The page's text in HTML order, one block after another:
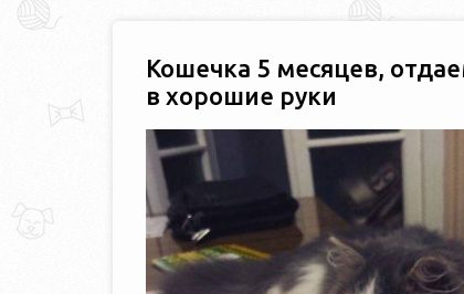
Кошечка 5 месяцев,
в хорошие руки